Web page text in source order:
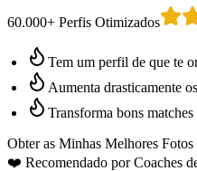
60.000+ Perfis Otimizados
Tem um perfil de que te
Aumenta drasticamente
Transforma bons matches
Obter as Minhas Melhores Fotos
❤️ Recomendado por Coaches